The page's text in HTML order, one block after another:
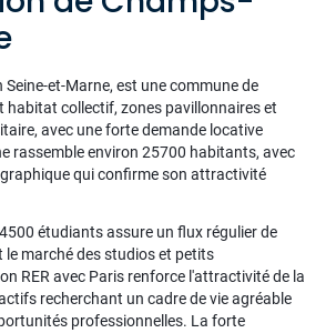
et-Marne, est une commune de
habitat collectif, zones pavillonnaires et
avec une forte demande locative
rassemble environ 25700 habitants, avec
qui confirme son attractivité
étudiants assure un flux régulier de
le marché des studios et petits
RER avec Paris renforce l'attractivité de la
recherchant un cadre de vie agréable
professionnelles. La forte